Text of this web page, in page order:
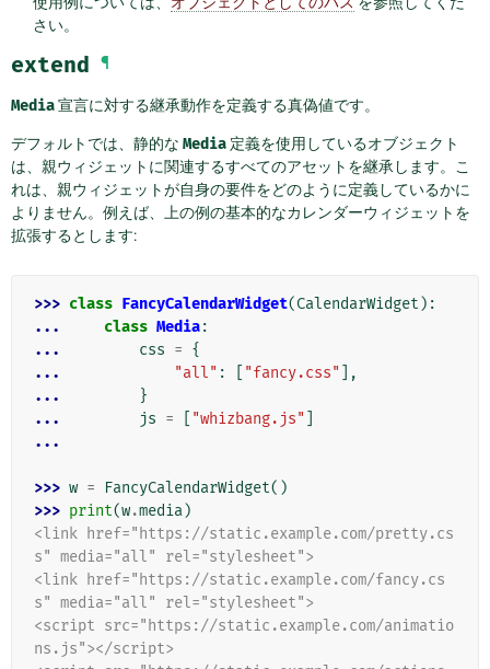
さい。
extend ¶
Media宣言に対する継承動作を定義する真偽値です。
デフォルトでは、静的な Media 定義を使用しているオブジェクト
は、親ウィジェットに関連するすべてのアセットを継承します。こ
れは、親ウィジェットが自身の要件をどのように定義しているかに
よりません。例えば、上の例の基本的なカレンダーウィジェットを
拡張するとします:
>>> class FancyCalendarWidget(CalendarWidget ):
...
class Media:
...
css = {
...
"all" : "fancy.css"
],
...
}
...
js = "whizbang.js"
...
>>> w = FancyCalendarWidget()
>>> print(w.media)
<link href="https://static.example.com/pretty.cs
s" media="all" rel="stylesheet">
<link href="https://static.example.com/fancy.cs
s" media="all" rel="stylesheet">
<script src="https://static.example.com/animatio
ns.js"></script>